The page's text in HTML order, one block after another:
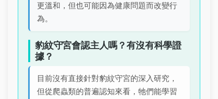
更溫和，但也可能因為健康問題而改變行
為。
豹紋守宮會認主人嗎？有沒有科學證
據？
目前沒有直接針對豹紋守宮的深入研究，
但從爬蟲類的普遍認知來看，牠們能學習